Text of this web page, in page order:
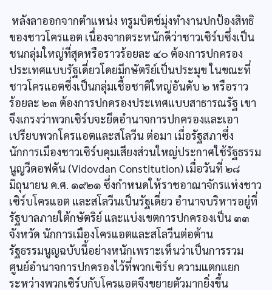
หลังลาออกจากตำแหน่ง ทรูมบิตช์มุ่งทำงานปกป้องสิทธิ
ของชาวโครแอต เนื่องจากตระหนักดีว่าชาวเซิร์บซึ่งเป็น
ชนกลุ่มใหญ่ที่สุดหรือราวร้อยละ ๔๐ ต้องการปกครอง
ประเทศแบบรัฐเดี่ยวโดยมีกษัตริย์เป็นประมุข ในขณะที่
ชาวโครแอตซึ่งเป็นกลุ่มเชื้อชาติใหญ่อันดับ ๒ หรือราว
ร้อยละ ๒๓ ต้องการปกครองประเทศแบบสาธารณรัฐ เขา
จึงเกรงว่าพวกเซิร์บจะยึดอำนาจการปกครองและเอา
เปรียบพวกโครแอตและสโลวีน ต่อมา เมื่อรัฐสภาซึ่ง
นักการเมืองชาวเซิร์บคุมเสียงส่วนใหญ่ประกาศใช้รัฐธรรม
นูญวีดอฟดัน (Vidovdan Constitution) เมื่อวันที่ ๒๘
มิถุนายน ค.ศ. ๑๙๒๑ ซึ่งกำหนดให้ราชอาณาจักรแห่งชาว
เซิร์บโครแอต และสโลวีนเป็นรัฐเดี่ยว อำนาจบริหารอยู่ที่
รัฐบาลภายใต้กษัตริย์ และแบ่งเขตการปกครองเป็น ๓๓
จังหวัด นักการเมืองโครแอตและสโลวีนต่อต้าน
รัฐธรรมนูญฉบับนี้อย่างหนักเพราะเห็นว่าเป็นการรวม
ศูนย์อำนาจการปกครองไว้ที่พวกเซิร์บ ความแตกแยก
ระหว่างพวกเซิร์บกับโครแอตจึงขยายตัวมากยิ่งขึ้น